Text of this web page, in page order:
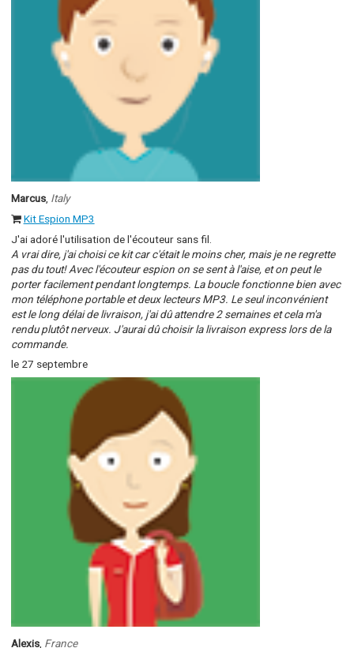
Marcus, Italy
Kit Espion MP3
J'ai adoré l'utilisation de l'écouteur sans fil.
A vrai dire, j'ai choisi ce kit car c'était le moins cher, mais je ne regrette
pas du tout! Avec l'écouteur espion on se sent à l'aise, et on peut le
porter facilement pendant longtemps. La boucle fonctionne bien avec
mon téléphone portable et deux lecteurs MP3. Le seul inconvénient
est le long délai de livraison, j'ai dû attendre 2 semaines et cela m'a
rendu plutôt nerveux. J'aurai dû choisir la livraison express lors de la
commande.
le 27 septembre
Alexis, France